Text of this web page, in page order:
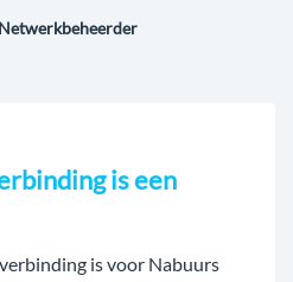
is een
is voor Nabuurs